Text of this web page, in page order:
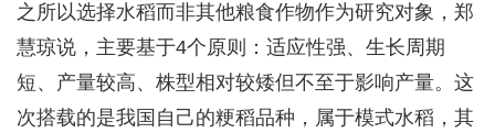
之所以选择水稻而非其他粮食作物作为研究对象，郑
慧琼说，主要基于4个原则：适应性强、生长周期
短、产量较高、株型相对较矮但不至于影响产量。这
次搭载的是我国自己的粳稻品种，属于模式水稻，其